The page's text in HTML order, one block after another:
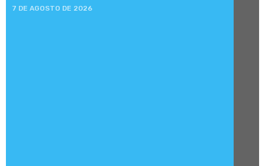
7 DE AGOSTO DE 2026